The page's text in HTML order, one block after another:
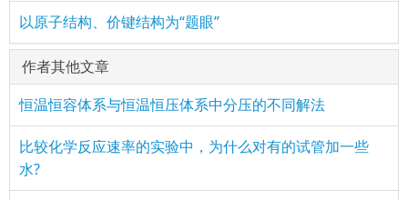
以原子结构、价键结构为“题眼”
作者其他文章
恒温恒容体系与恒温恒压体系中分压的不同解法
比较化学反应速率的实验中，为什么对有的试管加一些
水?